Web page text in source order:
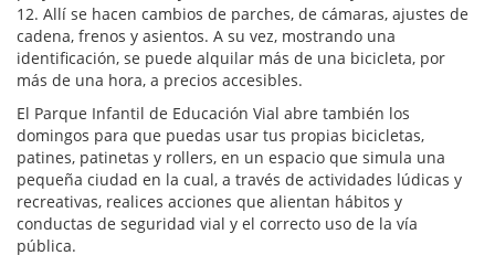
12. Allí se hacen cambios de parches, de cámaras, ajustes de
cadena, frenos y asientos. A su vez, mostrando una
identificación, se puede alquilar más de una bicicleta, por
más de una hora, a precios accesibles.
El Parque Infantil de Educación Vial abre también los
domingos para que puedas usar tus propias bicicletas,
patines, patinetas y rollers, en un espacio que simula una
pequeña ciudad en la cual, a través de actividades lúdicas y
recreativas, realices acciones que alientan hábitos y
conductas de seguridad vial y el correcto uso de la vía
pública.